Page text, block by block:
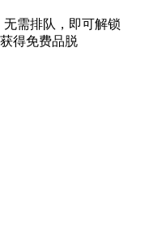
需排队，即可解锁
得免费品脱